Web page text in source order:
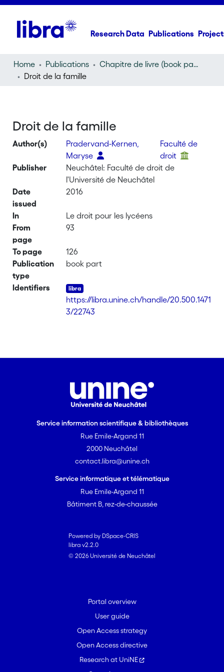
Research Data Publications
Home Publications
Chapitre de livre (book part)
Droit de la famille
Droit de la famille
Author(s)
Pradervand-Kernen,
Maryse
Faculté de
droit
Publisher
Neuchâtel: Faculté de droit de
l'Université de Neuchâtel
Date
issued
2016
In
Le droit pour les lycéens
From
page
93
To page
126
Publication
type
book part
Identifiers
https://libra.unine.ch/handle/20.500.1471
3/22743
Service information scientifique & bibliothèques
Rue Emile-Argand 11
2000 Neuchâtel
contact.libra@unine.ch
Service informatique et télématique
Rue Emile-Argand 11
Bâtiment B, rez-de-chaussée
Powered by DSpace-CRIS
libra v2.2.0
© 2026 Université de Neuchâtel
Portal overview
User guide
Open Access strategy
Open Access directive
Research at UniNE